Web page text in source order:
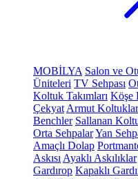
MOBİLYA Salon ve
Üniteleri TV Sehpası
Koltuk Takımları Köşe
Çekyat Armut Koltuklar
Benchler Sallanan
Orta SehpalarYan
Amaçlı Dolap
Askısı Ayaklı Askılıklar
Gardırop Kapaklı